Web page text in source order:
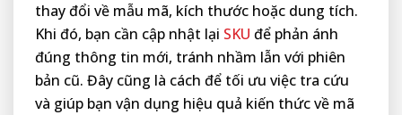
thay đổi về mẫu mã, kích thước hoặc dung tích.
Khi đó, bạn cần cập nhật lại SKU để phản ánh
đúng thông tin mới, tránh nhầm lẫn với phiên
bản cũ. Đây cũng là cách để tối ưu việc tra cứu
và giúp bạn vận dụng hiệu quả kiến thức về mã